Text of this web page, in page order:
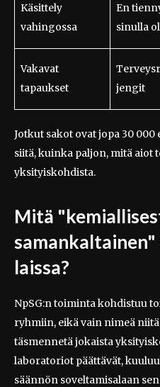
Käsittely
vahingossa
En
sinulla
Vakavat
tapaukset
jengit
Jotkut sakot ovat jopa 30
siitä, kuinka paljon, mitä aiot
yksityiskohdista.
Mitä
laissa?
NpSG:n toiminta kohdistuu
ryhmiin, eikä vain nimeä
täsmennetä jokaista
laboratoriot päättävät,
säännön soveltamisalaan